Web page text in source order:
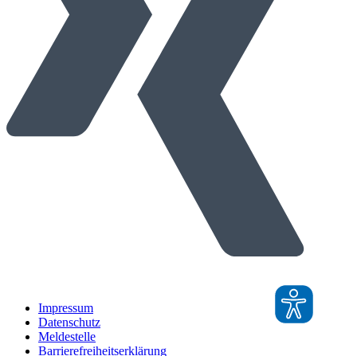
Impressum
Datenschutz
Meldestelle
Barrierefreiheitserklärung